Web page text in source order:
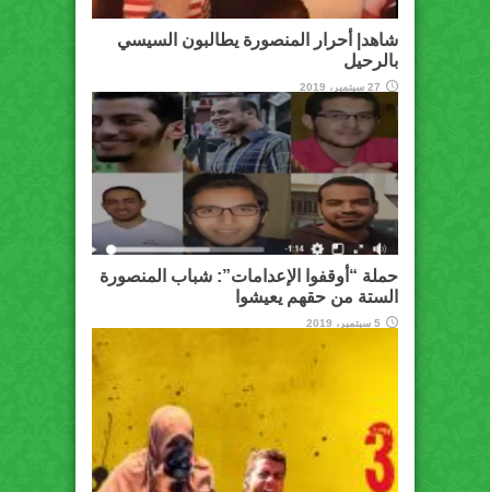
شاهد| أحرار المنصورة يطالبون السيسي
بالرحيل
27 سبتمبر، 2019
حملة “أوقفوا الإعدامات”: شباب المنصورة
الستة من حقهم يعيشوا
5 سبتمبر، 2019